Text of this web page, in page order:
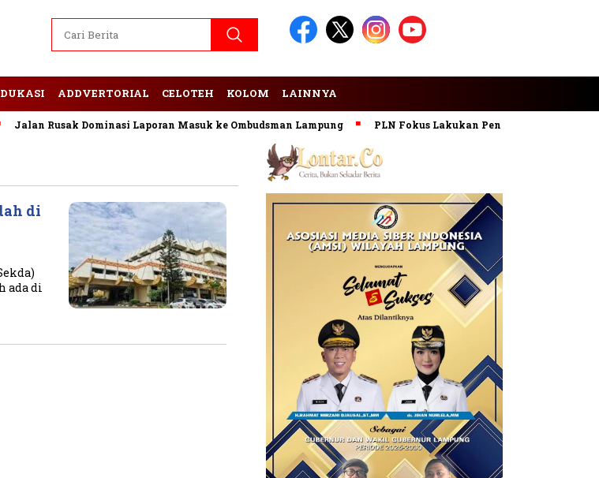
ADDVERTORIAL CELOTEH KOLOM LAINNYA
Rusak Dominasi Laporan Masuk ke Ombudsman Lampung PLN Fokus Lakukan Pengembangan
di
ada di